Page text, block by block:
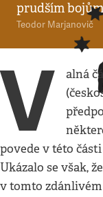
prudším
Teodor Marjanovič
V
alná
povede v této
Ukázalo se však,
v tomto